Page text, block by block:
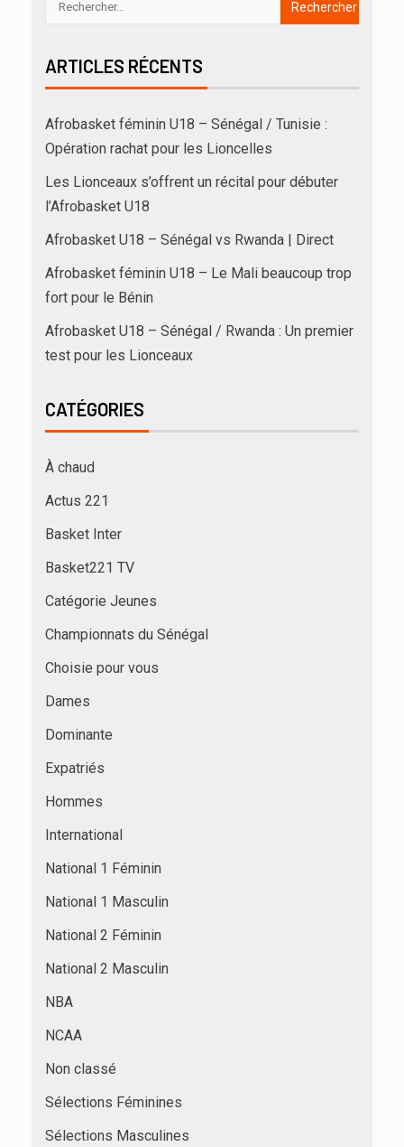
ARTICLES RÉCENTS
Afrobasket féminin U18 – Sénégal / Tunisie :
Opération rachat pour les Lioncelles
Les Lionceaux s’offrent un récital pour débuter
l’Afrobasket U18
Afrobasket U18 – Sénégal vs Rwanda | Direct
Afrobasket féminin U18 – Le Mali beaucoup trop
fort pour le Bénin
Afrobasket U18 – Sénégal / Rwanda : Un premier
test pour les Lionceaux
CATÉGORIES
À chaud
Actus 221
Basket Inter
Basket221 TV
Catégorie Jeunes
Championnats du Sénégal
Choisie pour vous
Dames
Dominante
Expatriés
Hommes
International
National 1 Féminin
National 1 Masculin
National 2 Féminin
National 2 Masculin
NBA
NCAA
Non classé
Sélections Féminines
Sélections Masculines